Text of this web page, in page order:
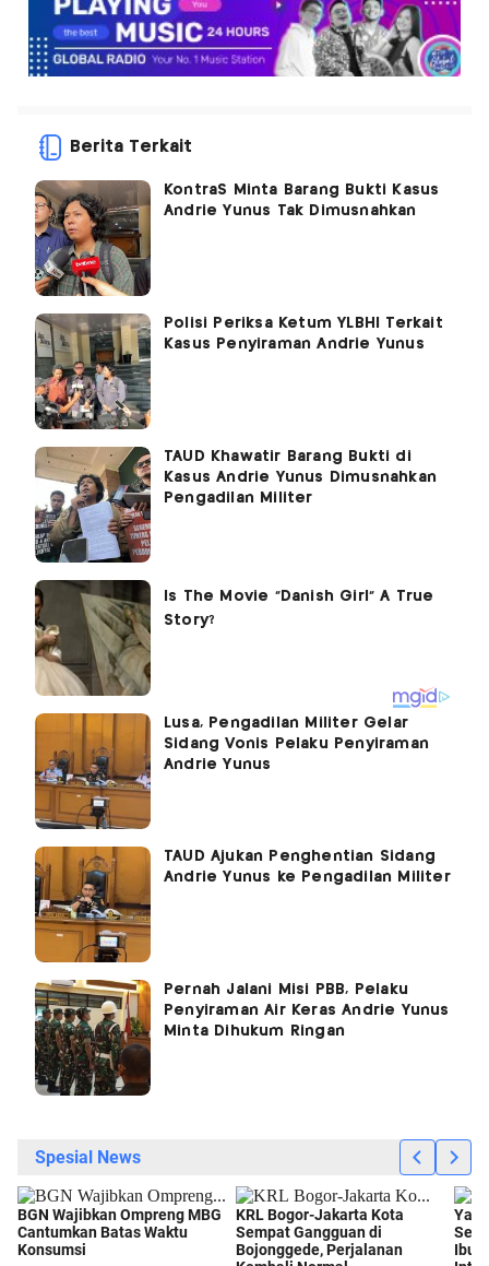
Berita Terkait
KontraS Minta Barang Bukti Kasus
Andrie Yunus Tak Dimusnahkan
Polisi Periksa Ketum YLBHI Terkait
Kasus Penyiraman Andrie Yunus
TAUD Khawatir Barang Bukti di
Kasus Andrie Yunus Dimusnahkan
Pengadilan Militer
Lusa, Pengadilan Militer Gelar
Sidang Vonis Pelaku Penyiraman
Andrie Yunus
TAUD Ajukan Penghentian Sidang
Andrie Yunus ke Pengadilan Militer
Pernah Jalani Misi PBB, Pelaku
Penyiraman Air Keras Andrie Yunus
Minta Dihukum Ringan